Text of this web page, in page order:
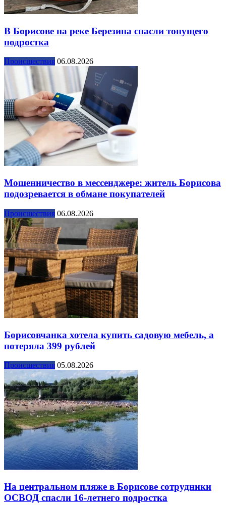
В Борисове на реке Березина спасли тонущего
подростка
Происшествия 06.08.2026
Мошенничество в мессенджере: житель Борисова
подозревается в обмане покупателей
Происшествия 06.08.2026
Борисовчанка хотела купить садовую мебель, а
потеряла 399 рублей
Происшествия 05.08.2026
На центральном пляже в Борисове сотрудники
ОСВОД спасли 16-летнего подростка